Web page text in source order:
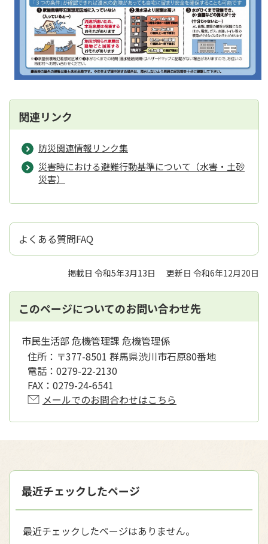
関連リンク
防災関連情報リンク集
災害時における避難行動基準について（水害・土砂
災害）
よくある質問FAQ
掲載日 令和5年3月13日 更新日 令和6年12月20日
このページについてのお問い合わせ先
市民生活部 危機管理課 危機管理係
住所： 〒377-8501 群馬県渋川市石原80番地
電話： 0279-22-2130
FAX： 0279-24-6541
メールでのお問合わせはこちら
最近チェックしたページ
最近チェックしたページはありません。